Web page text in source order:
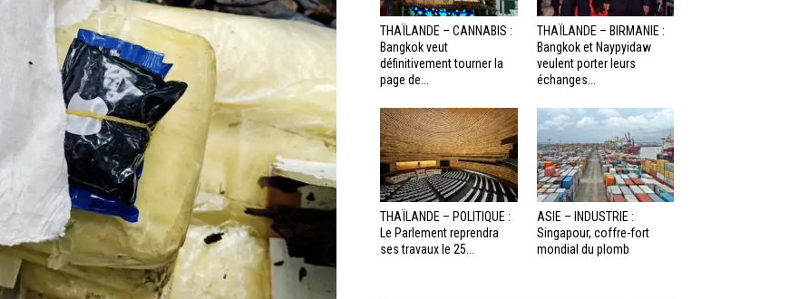
THAÏLANDE – CANNABIS :
Bangkok veut
définitivement tourner la
page de...
THAÏLANDE – BIRMANIE :
Bangkok et Naypyidaw
veulent porter leurs
échanges...
THAÏLANDE – POLITIQUE :
Le Parlement reprendra
ses travaux le 25...
ASIE – INDUSTRIE :
Singapour, coffre-fort
mondial du plomb